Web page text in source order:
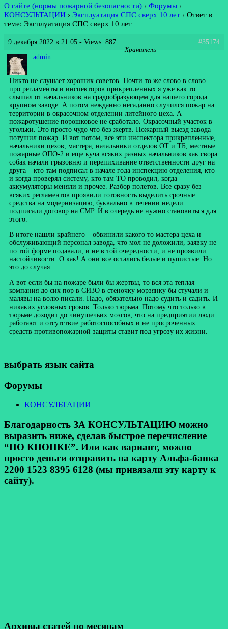
О сайте (нормы пожарной безопасности) › Форумы ›
КОНСУЛЬТАЦИИ › Эксплуатация СПС сверх 10 лет › Ответ в
теме: Эксплуатация СПС сверх 10 лет
9 декабря 2022 в 21:05 - Views: 887
#35174
admin
Хранитель
Никто не слушает хороших советов. Почти то же слово в слово
про регламенты и инспекторов прикрепленных я уже как то
слышал от начальников на градообразующем для нашего города
крупном заводе. А потом нежданно негаданно случился пожар на
территории в окрасочном отделении литейного цеха. А
пожаротушение порошковое не сработало. Окрасочный участок в
угольки. Это просто чудо что без жертв. Пожарный выезд завода
потушил пожар. И вот потом, все эти инспектора прикрепленные,
начальники цехов, мастера, начальники отделов ОТ и ТБ, местные
пожарные ОПО-2 и еще куча всяких разных начальников как свора
собак начали грызовню и перепихивание ответственности друг на
друга – кто там подписал в начале года инспекцию отделения, кто
и когда проверял систему, кто там ТО проводил, когда
аккумуляторы меняли и прочее. Разбор полетов. Все сразу без
всяких регламентов проявили готовность выделить срочные
средства на модернизацию, буквально в течении недели
подписали договор на СМР. И в очередь не нужно становиться для
этого.
В итоге нашли крайнего – обвинили какого то мастера цеха и
обслуживающий персонал завода, что мол не доложили, заявку не
по той форме подавали, и не в той очередности, и не проявили
настойчивости. О как! А они все остались белые и пушистые. Но
это до случая.
А вот если бы на пожаре были бы жертвы, то вся эта теплая
компания до сих пор в СИЗО в стеночку морзянку бы стучали и
малявы на волю писали. Надо, обязательно надо судить и садить. И
никаких условных сроков. Только тюрьма. Потому что только в
тюрьме доходит до чинушечьих мозгов, что на предприятии люди
работают и отсутствие работоспособных и не просроченных
средств противопожарной защиты ставит под угрозу их жизни.
выбрать язык сайта
Форумы
КОНСУЛЬТАЦИИ
Благодарность ЗА КОНСУЛЬТАЦИЮ можно
выразить ниже, сделав быстрое перечисление
“ПО КНОПКЕ”. Или как вариант, можно
просто деньги отправить на карту Альфа-банка
2200 1523 8395 6128 (мы привязали эту карту к
сайту).
Архивы статей по месяцам